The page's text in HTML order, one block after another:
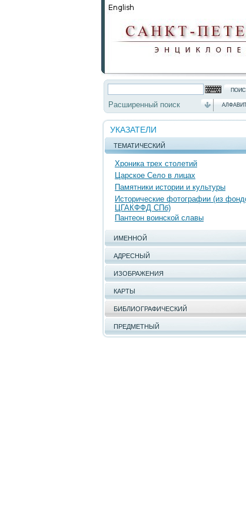
Расширенный поиск
УКАЗАТЕЛИ
ТЕМАТИЧЕСКИЙ
Хроника трех столетий
Царское Село в лицах
Памятники истории и культуры
Исторические фотографии (из
ЦГАКФФД СПб)
Пантеон воинской славы
ИМЕННОЙ
АДРЕСНЫЙ
ИЗОБРАЖЕНИЯ
КАРТЫ
БИБЛИОГРАФИЧЕСКИЙ
ПРЕДМЕТНЫЙ